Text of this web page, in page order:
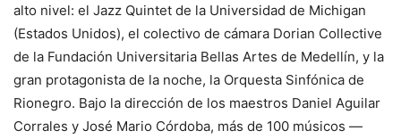
alto nivel: el Jazz Quintet de la Universidad de Michigan
(Estados Unidos), el colectivo de cámara Dorian Collective
de la Fundación Universitaria Bellas Artes de Medellín, y la
gran protagonista de la noche, la Orquesta Sinfónica de
Rionegro. Bajo la dirección de los maestros Daniel Aguilar
Corrales y José Mario Córdoba, más de 100 músicos —